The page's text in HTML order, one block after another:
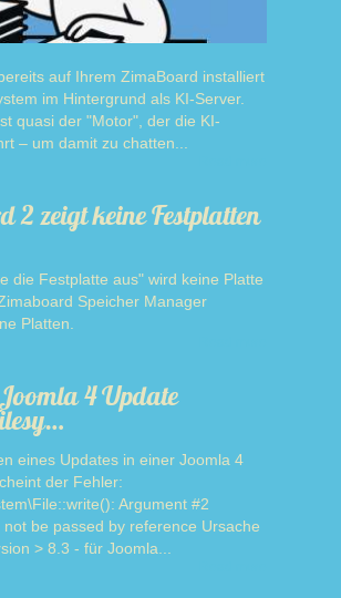
auf Ihrem ZimaBoard installiert
im Hintergrund als KI-Server.
quasi der "Motor", der die KI-
– um damit zu chatten...
2 zeigt keine Festplatten
die Festplatte aus" wird keine Platte
Speicher Manager
Platten.
4 Update
eines Updates in einer Joomla 4
der Fehler:
Argument #2
be passed by reference Ursache
> 8.3 - für Joomla...